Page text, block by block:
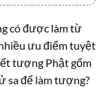
có được làm từ
ưu điểm tuyệt
tượng Phật gốm
sa để làm tượng?